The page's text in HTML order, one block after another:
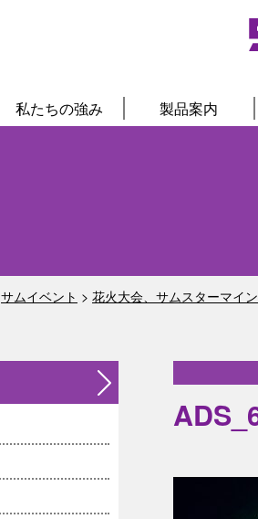
私たちの強み 製品案内
サムイベント > 花火大会、サムスターマイ